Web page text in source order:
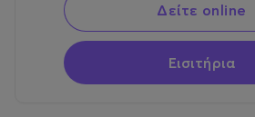
Δείτε online
Εισιτήρια